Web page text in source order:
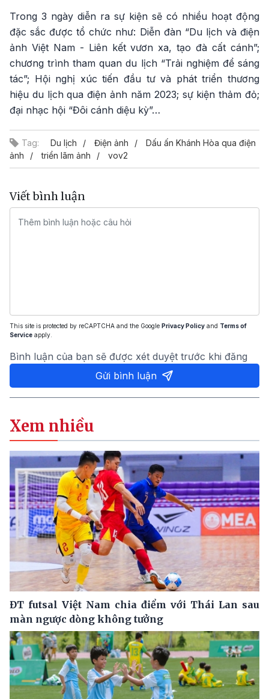
Trong 3 ngày diễn ra sự kiện sẽ có nhiều hoạt động
đặc sắc được tổ chức như: Diễn đàn “Du lịch và điện
ảnh Việt Nam - Liên kết vươn xa, tạo đà cất cánh”;
chương trình tham quan du lịch “Trải nghiệm để sáng
tác”; Hội nghị xúc tiến đầu tư và phát triển thương
hiệu du lịch qua điện ảnh năm 2023; sự kiện thảm đỏ;
đại nhạc hội “Đôi cánh diệu kỳ”…
Tag: Du lịch Điện ảnh
Dấu ấn Khánh Hòa qua điện
ảnh
triển lãm ảnh vov2
Viết bình luận
This site is protected by reCAPTCHA and the Google Privacy Policy and Terms of
Service apply.
Bình luận của bạn sẽ được xét duyệt trước khi đăng
Gửi bình luận
Xem nhiều
ĐT futsal Việt Nam chia điểm với Thái Lan sau
màn ngược dòng không tưởng